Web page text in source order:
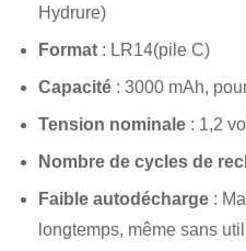
Hydrure)
Format : LR14(pile C)
Capacité : 3000 mAh,
Tension nominale : 1,2
Nombre de cycles de
Faible autodécharge :
longtemps, même sans